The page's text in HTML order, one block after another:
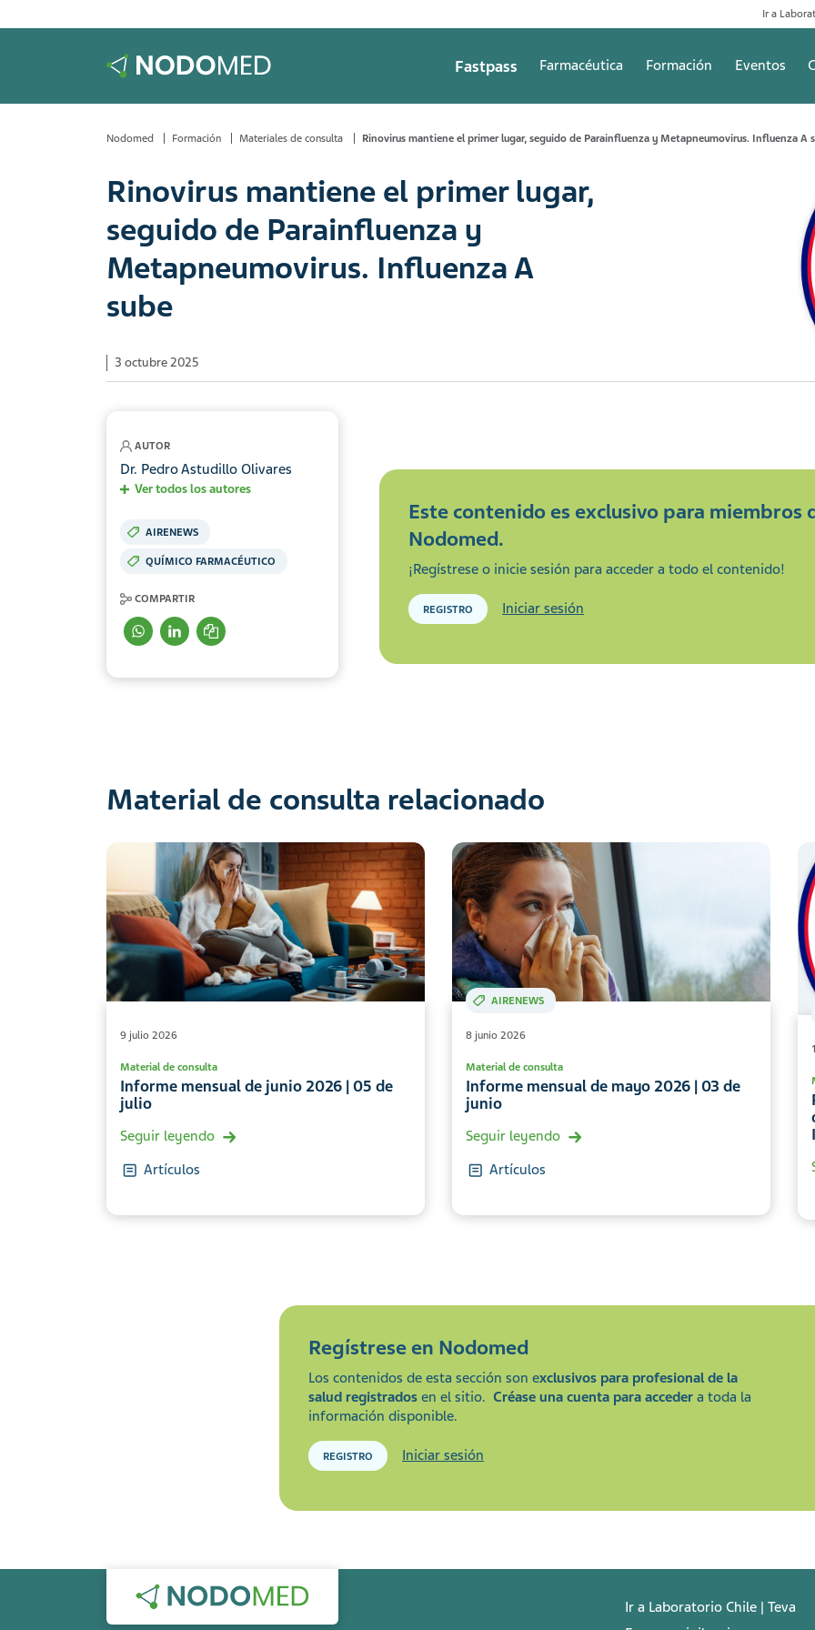
Ir a
Fastpass Farmacéutica Formación Eventos
Nodomed Formación Materiales de consulta Rinovirus mantiene el primer lugar, seguido de Parainfluenza y Metapneumovirus. Influenza A
Rinovirus mantiene el primer lugar,
seguido de Parainfluenza y
Metapneumovirus. Influenza A
sube
3 octubre 2025
AUTOR
Dr. Pedro Astudillo Olivares
Ver todos los autores
AIRENEWS
QUÍMICO FARMACÉUTICO
COMPARTIR
Este contenido es exclusivo para miembros
Nodomed.
¡Regístrese o inicie sesión para acceder a todo el contenido!
REGISTRO Iniciar sesión
Material de consulta relacionado
9 julio 2026
Material de consulta
Informe mensual de junio 2026 | 05 de
julio
Seguir leyendo
Artículos
AIRENEWS
8 junio 2026
Material de consulta
Informe mensual de mayo 2026 | 03 de
junio
Seguir leyendo
Artículos
Regístrese en Nodomed
Los contenidos de esta sección son exclusivos para profesional de la
salud registrados en el sitio. Créase una cuenta para acceder a toda la
información disponible.
REGISTRO Iniciar sesión
Ir a Laboratorio Chile | Teva